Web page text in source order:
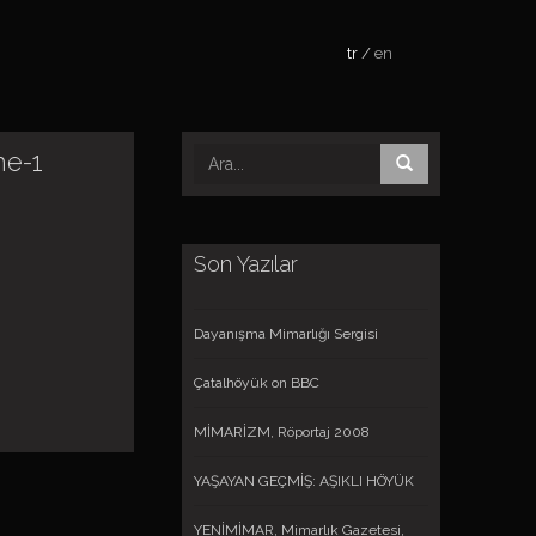
tr en
1
Son Yazılar
Dayanışma Mimarlığı Sergisi
Çatalhöyük on BBC
MİMARİZM, Röportaj 2008
YAŞAYAN GEÇMİŞ: AŞIKLI HÖYÜK
YENİMİMAR, Mimarlık Gazetesi,